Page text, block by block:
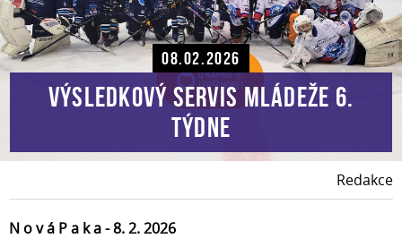
08.02.2026
Výsledkový servis mládeže 6.
týdne
Redakce
N o v á P a k a - 8. 2. 2026